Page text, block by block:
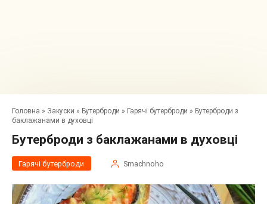
Головна » Закуски » Бутерброди » Гарячі бутерброди » Бутерброди з
баклажанами в духовці
Бутерброди з баклажанами в духовці
Гарячі бутерброди Smachnoho